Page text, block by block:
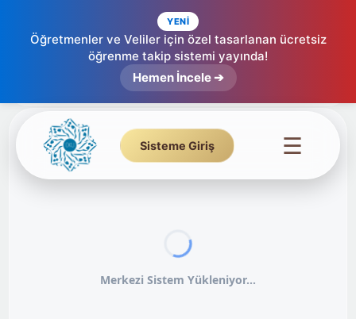
YENİ
Öğretmenler ve Veliler için özel tasarlanan ücretsiz
öğrenme takip sistemi yayında!
Hemen İncele ➔
Sisteme Giriş ☰
Merkezi Sistem Yükleniyor...